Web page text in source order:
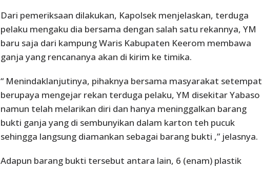
Dari pemeriksaan dilakukan, Kapolsek menjelaskan, terduga
pelaku mengaku dia bersama dengan salah satu rekannya, YM
baru saja dari kampung Waris Kabupaten Keerom membawa
ganja yang rencananya akan di kirim ke timika.
“ Menindaklanjutinya, pihaknya bersama masyarakat setempat
berupaya mengejar rekan terduga pelaku, YM disekitar Yabaso
namun telah melarikan diri dan hanya meninggalkan barang
bukti ganja yang di sembunyikan dalam karton teh pucuk
sehingga langsung diamankan sebagai barang bukti ,” jelasnya.
Adapun barang bukti tersebut antara lain, 6 (enam) plastik